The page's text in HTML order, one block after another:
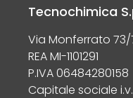
Tecnochimica
Via Monferrato 73/
REA MI-1101291
P.IVA 06484280158
Capitale sociale